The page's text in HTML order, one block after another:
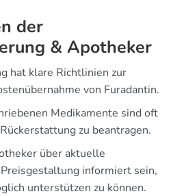
der
& Apotheker
hat klare Richtlinien zur
von Furadantin.
Medikamente sind oft
zu beantragen.
über aktuelle
informiert sein,
unterstützen zu können.